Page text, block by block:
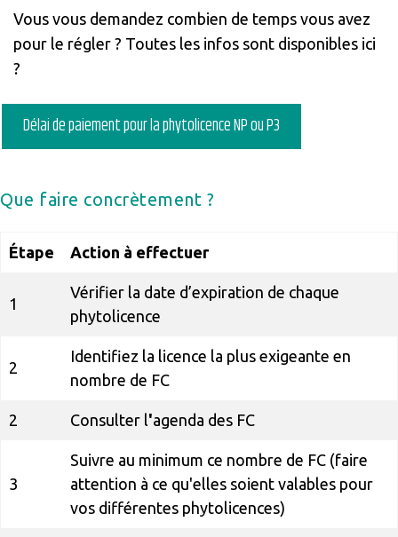
Vous vous demandez combien de temps vous avez
pour le régler ? Toutes les infos sont disponibles ici
?
Délai de paiement pour la phytolicence NP ou P3
Que faire concrètement ?
Étape Action à effectuer
1
Vérifier la date d’expiration de chaque
phytolicence
2
Identifiez la licence la plus exigeante en
nombre de FC
2 Consulter l'agenda des FC
3
Suivre au minimum ce nombre de FC (faire
attention à ce qu'elles soient valables pour
vos différentes phytolicences)